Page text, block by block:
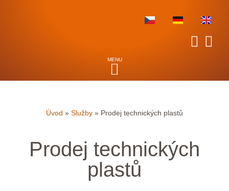
Úvod » Služby » Prodej technických plastů
Prodej technických
plastů